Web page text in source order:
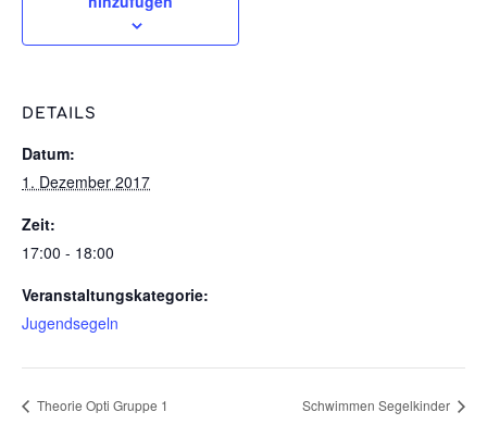
DETAILS
Datum:
1. Dezember 2017
Zeit:
17:00 - 18:00
Veranstaltungskategorie:
Jugendsegeln
Theorie Opti Gruppe 1 Schwimmen Segelkinder